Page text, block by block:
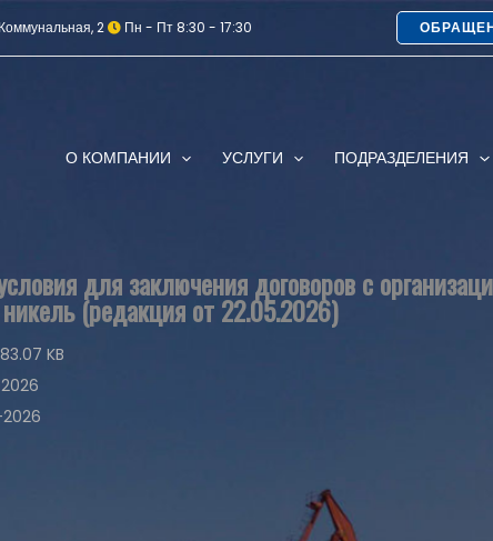
2 Пн - Пт 8:30 - 17:30
О КОМПАНИИ УСЛУГИ ПОДРАЗДЕЛЕНИЯ
для заключения договоров с
(редакция от 22.05.2026)
KB